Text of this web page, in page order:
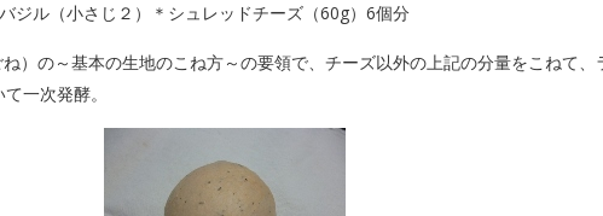
ジル（小さじ２）＊シュレッドチーズ（60g）6個分
）の～基本の生地のこね方～の要領で、チーズ以外の上記の分量をこねて、
一次発酵。